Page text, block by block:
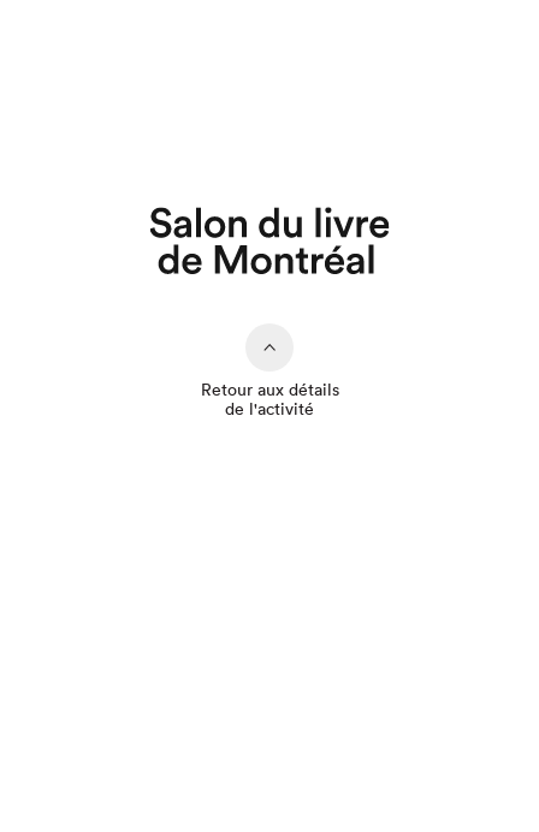
Retour aux détails
de l'activité